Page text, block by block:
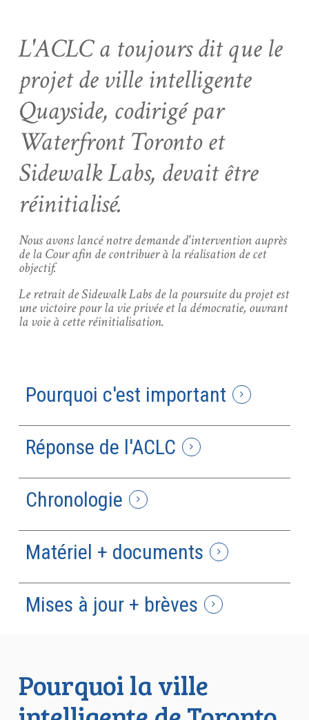
L'ACLC a toujours dit que le
projet de ville intelligente
Quayside, codirigé par
Waterfront Toronto et
Sidewalk Labs, devait être
réinitialisé.
Nous avons lancé notre demande d'intervention auprès
de la Cour afin de contribuer à la réalisation de cet
objectif.
Le retrait de Sidewalk Labs de la poursuite du projet est
une victoire pour la vie privée et la démocratie, ouvrant
la voie à cette réinitialisation.
Pourquoi c'est important
Réponse de l'ACLC
Chronologie
Matériel + documents
Mises à jour + brèves
Pourquoi la ville